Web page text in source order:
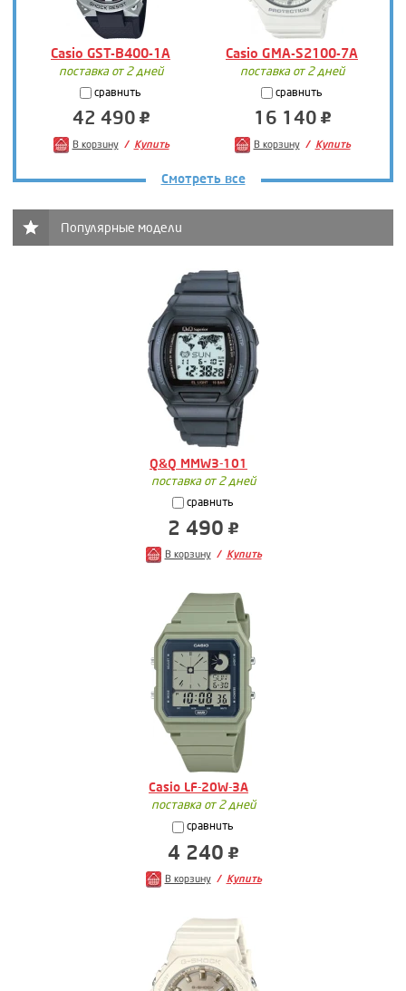
Casio GST-B400-1A Casio GMA-S2100-7A
поставка от 2 дней
сравнить
42 490
В корзину Купить
поставка от 2 дней
сравнить
16 140
В корзину Купить
Смотреть все
Популярные модели
Q&Q MMW3-101
поставка от 2 дней
сравнить
2 490
В корзину Купить
Casio LF-20W-3A
поставка от 2 дней
сравнить
4 240
В корзину Купить